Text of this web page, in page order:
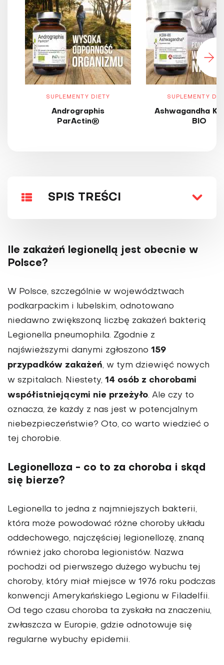
SUPLEMENTY DIETY
Andrographis
ParActin®
SUPLEMENTY
Ashwagandha
BIO
SPIS TREŚCI
Ile zakażeń legionellą jest obecnie w
Polsce?
W Polsce, szczególnie w województwach
podkarpackim i lubelskim, odnotowano
niedawno zwiększoną liczbę zakażeń bakterią
Legionella pneumophila. Zgodnie z
najświeższymi danymi zgłoszono 159
przypadków zakażeń, w tym dziewięć nowych
w szpitalach. Niestety, 14 osób z chorobami
współistniejącymi nie przeżyło. Ale czy to
oznacza, że każdy z nas jest w potencjalnym
niebezpieczeństwie? Oto, co warto wiedzieć o
tej chorobie.
Legionelloza - co to za choroba i skąd
się bierze?
Legionella to jedna z najmniejszych bakterii,
która może powodować różne choroby układu
oddechowego, najczęściej legionellozę, znaną
również jako choroba legionistów. Nazwa
pochodzi od pierwszego dużego wybuchu tej
choroby, który miał miejsce w 1976 roku podczas
konwencji Amerykańskiego Legionu w Filadelfii.
Od tego czasu choroba ta zyskała na znaczeniu,
zwłaszcza w Europie, gdzie odnotowuje się
regularne wybuchy epidemii.